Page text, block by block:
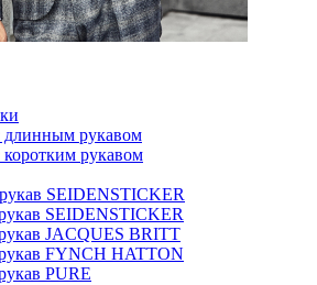
длинным рукавом
рукавом
SEIDENSTICKER
SEIDENSTICKER
JAСQUES BRITT
FYNCH HATTON
PURE